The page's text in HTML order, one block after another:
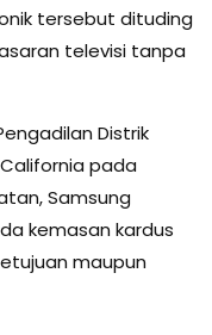
tersebut dituding
televisi tanpa
Distrik
pada
Samsung
kemasan kardus
maupun